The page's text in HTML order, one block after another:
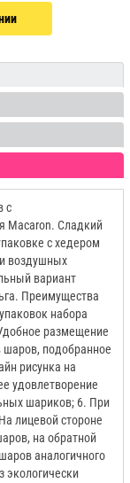
с
Macaron. Сладкий
с хедером
воздушных
вариант
Преимущества
набора
размещение
шаров, подобранное
рисунка на
удовлетворение
шариков; 6. При
лицевой стороне
на обратной
аналогичного